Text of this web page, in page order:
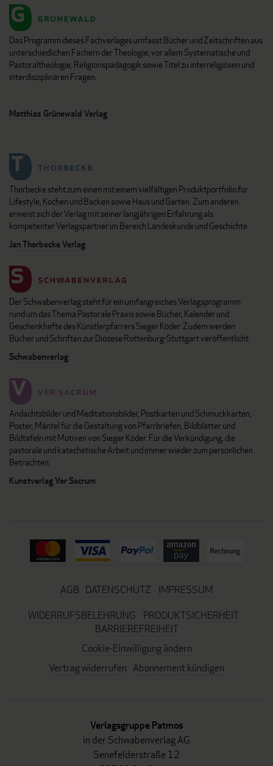
Das Programm dieses Fachverlages umfasst Bücher und Zeitschriften aus
unterschiedlichen Fächern der Theologie, vor allem Systematische und
Pastoraltheologie, Religionspädagogik sowie Titel zu interreligiösen und
interdisziplinären Fragen.
Matthias Grünewald Verlag
Thorbecke steht zum einen mit einem vielfältigen Produktportfolio für
Lifestyle, Kochen und Backen sowie Haus und Garten. Zum anderen
erweist sich der Verlag mit seiner langjährigen Erfahrung als
kompetenter Verlagspartner im Bereich Landeskunde und Geschichte.
Jan Thorbecke Verlag
Der Schwabenverlag steht für ein umfangreiches Verlagsprogramm
rund um das Thema Pastorale Praxis sowie Bücher, Kalender und
Geschenkhefte des Künstlerpfarrers Sieger Köder. Zudem werden
Bücher und Schriften zur Diözese Rottenburg-Stuttgart veröffentlicht.
Schwabenverlag
Andachtsbilder und Meditationsbilder, Postkarten und Schmuckkarten,
Poster, Mäntel für die Gestaltung von Pfarrbriefen, Bildblätter und
Bildtafeln mit Motiven von Sieger Köder. Für die Verkündigung, die
pastorale und katechetische Arbeit und immer wieder zum persönlichen
Betrachten.
Kunstverlag Ver Sacrum
AGB DATENSCHUTZ
IMPRESSUM
WIDERRUFSBELEHRUNG
PRODUKTSICHERHEIT
BARRIEREFREIHEIT
Cookie-Einwilligung ändern
Vertrag widerrufen Abonnement kündigen
Verlagsgruppe Patmos
in der Schwabenverlag AG
Senefelderstraße 12